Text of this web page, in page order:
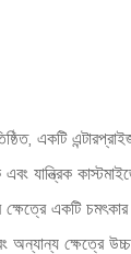
এন্টারপ্রাইজ
যান্ত্রিক
একটি
ক্ষেত্রে উচ্চ